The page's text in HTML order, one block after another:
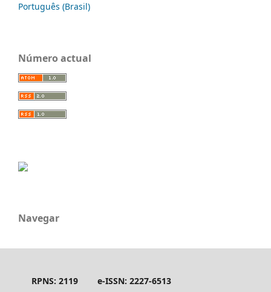
Português (Brasil)
Número actual
Navegar
RPNS: 2119 e-ISSN: 2227-6513